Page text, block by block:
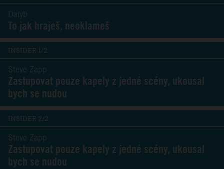
Dalyb
To jak hraješ, neoklameš
INSIDER 1/2
Steve Zapp
Zastupovat pouze kapely z jedné scény, ukousal
bych se nudou
INSIDER 2/2
Steve Zapp
Zastupovat pouze kapely z jedné scény, ukousal
bych se nudou